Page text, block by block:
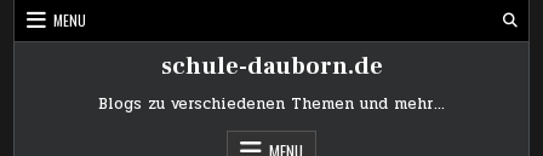
Skip
to
MENU
schule-dauborn.de
Blogs zu verschiedenen Themen und mehr…
MENU